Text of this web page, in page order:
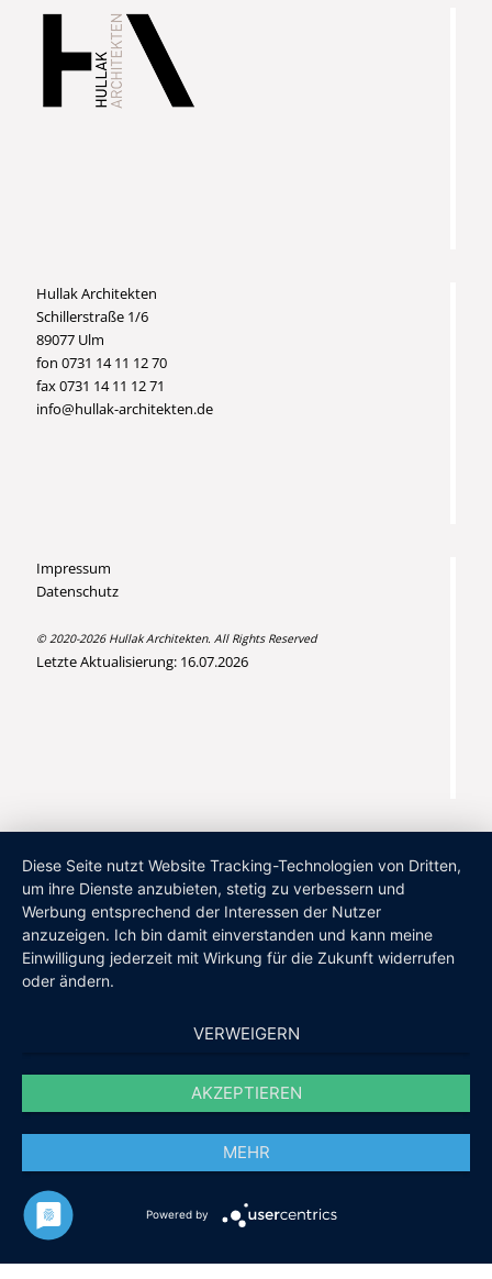
Hullak Architekten
Schillerstraße 1/6
89077 Ulm
fon 0731 14 11 12 70
fax 0731 14 11 12 71
info@hullak-architekten.de
Impressum
Datenschutz
© 2020-2026 Hullak Architekten. All Rights Reserved
Letzte Aktualisierung: 16.07.2026
Diese Seite nutzt Website Tracking-Technologien von Dritten,
um ihre Dienste anzubieten, stetig zu verbessern und
Werbung entsprechend der Interessen der Nutzer
anzuzeigen. Ich bin damit einverstanden und kann meine
Einwilligung jederzeit mit Wirkung für die Zukunft widerrufen
oder ändern.
VERWEIGERN
AKZEPTIEREN
MEHR
Powered by